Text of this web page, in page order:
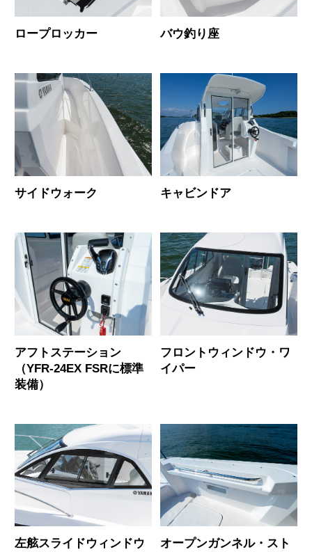
ロープロッカー バウ釣り座
サイドウォーク キャビンドア
アフトステーション
（YFR-24EX FSRに標準
装備）
フロントウィンドウ・ワ
イパー
左舷スライドウィンドウ
オープンガンネル・スト